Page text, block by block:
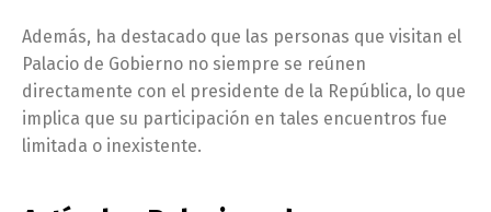
Además, ha destacado que las personas que visitan el
Palacio de Gobierno no siempre se reúnen
directamente con el presidente de la República, lo que
implica que su participación en tales encuentros fue
limitada o inexistente.